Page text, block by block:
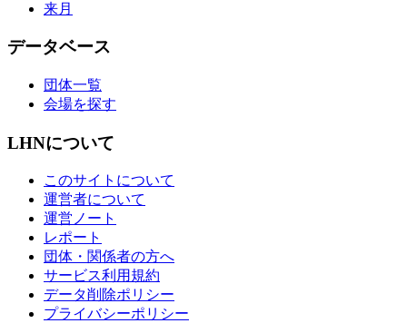
来月
データベース
団体一覧
会場を探す
LHNについて
このサイトについて
運営者について
運営ノート
レポート
団体・関係者の方へ
サービス利用規約
データ削除ポリシー
プライバシーポリシー